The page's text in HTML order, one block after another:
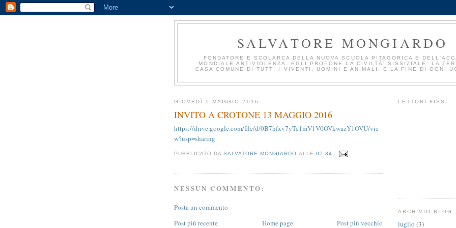
SALVATORE MONGIARDO
FONDATORE E SCOLARCA DELLA NUOVA SCUOLA PITAGORICA E
MONDIALE ANTIVIOLENZA. EGLI PROPONE LA CIVILTÀ' SISSIZIALE: LA
CASA COMUNE DI TUTTI I VIVENTI, UOMINI E ANIMALI, E LA FINE DI OGNI
GIOVEDÌ 5 MAGGIO 2016
INVITO A CROTONE 13 MAGGIO 2016
https://drive.google.com/file/d/0B7hfxv7yTc1mV1V0OVkwazY1OVU/vie
w?usp=sharing
PUBBLICATO DASALVATORE MONGIARDO ALLE 07:34
NESSUN COMMENTO:
Posta un commento
Post più recente
Post più vecchio
Home page
LETTORI FISSI
ARCHIVIO BLOG
luglio (3)